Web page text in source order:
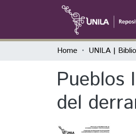
Home
Pueblos
del